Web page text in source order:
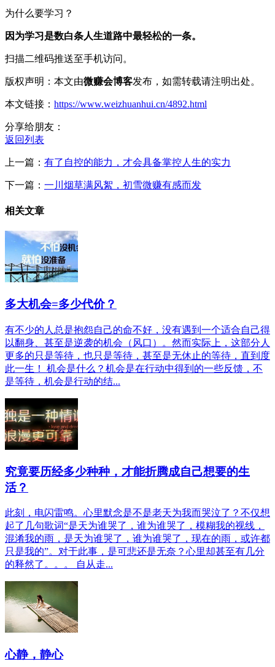
为什么要学习？
因为学习是数白条人生道路中最轻松的一条。
扫描二维码推送至手机访问。
版权声明：本文由微赚会博客发布，如需转载请注明出处。
本文链接： https://www.weizhuanhui.cn/4892.html
分享给朋友：
返回列表
上一篇： 有了自控的能力，才会具备掌控人生的实力
下一篇： 一川烟草满风絮，初雪微赚有感而发
相关文章
多大机会=多少代价？
有不少的人总是抱怨自己的命不好，没有遇到一个适合自己得
以翻身、甚至是逆袭的机会（风口）。然而实际上，这部分人
更多的只是等待，也只是等待，甚至是无休止的等待，直到度
此一生！ 机会是什么？机会是在行动中得到的一些反馈，不
是等待，机会是行动的结...
究竟要历经多少种种，才能折腾成自己想要的生
活？
此刻，电闪雷鸣。心里默念是不是老天为我而哭泣了？不仅想
起了几句歌词“是天为谁哭了，谁为谁哭了，模糊我的视线，
混淆我的雨，是天为谁哭了，谁为谁哭了，现在的雨，或许都
只是我的”。对于此事，是可悲还是无奈？心里却甚至有几分
的释然了。。。 自从走...
心静，静心